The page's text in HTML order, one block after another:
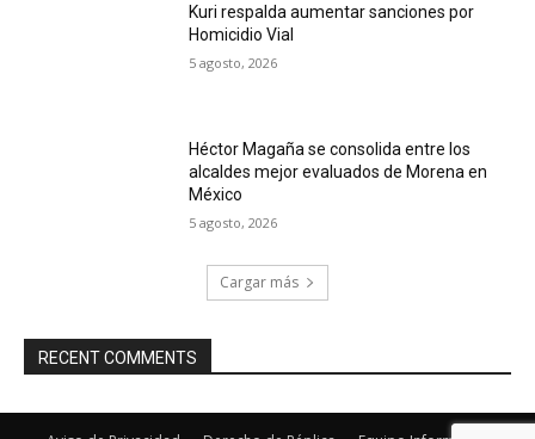
Kuri respalda aumentar sanciones por
Homicidio Vial
5 agosto, 2026
Héctor Magaña se consolida entre los
alcaldes mejor evaluados de Morena en
México
5 agosto, 2026
Cargar más
RECENT COMMENTS